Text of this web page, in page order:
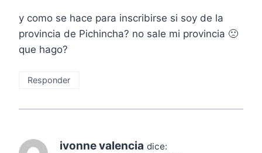
y como se hace para inscribirse si soy de la
provincia de Pichincha? no sale mi provincia 🙁
que hago?
Responder
ivonne valencia dice: